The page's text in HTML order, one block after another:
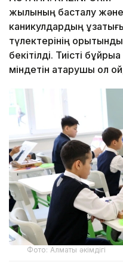
жылының басталу және
каникулдардың
түлектерінің
бекітілді. Тиісті
міндетін атқарушы қол
Фото: Алматы әкімдігі